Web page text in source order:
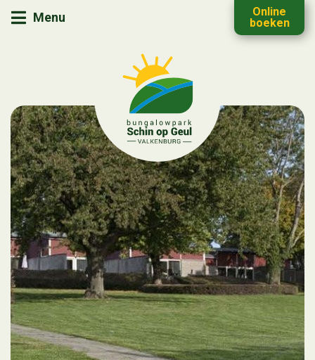
Menu
Online
boeken